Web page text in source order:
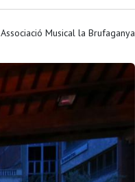
Associació Musical la Brufaganya